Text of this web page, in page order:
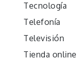
Tecnología
Telefonía
Televisión
Tienda online